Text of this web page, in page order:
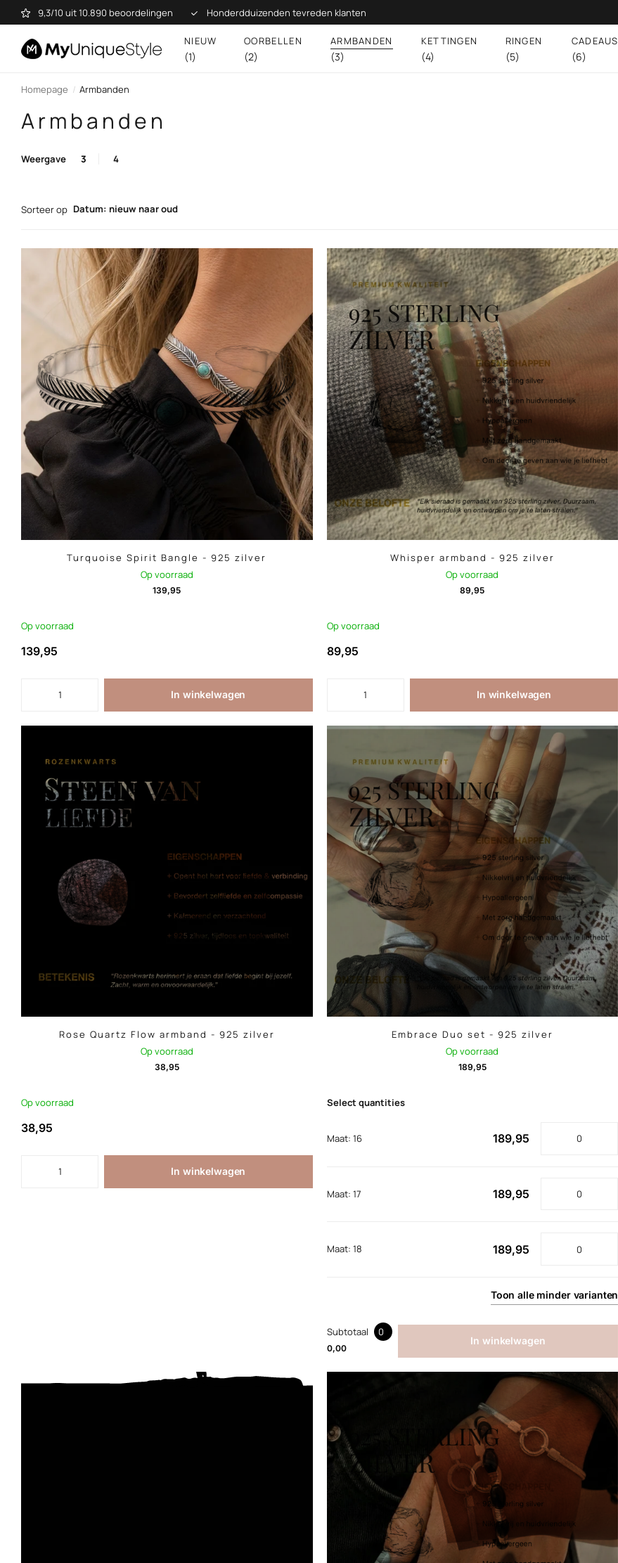
9,3/10 uit 10.890 beoordelingen Honderdduizenden tevreden klanten
NIEUW
(1)
OORBELLEN
(2)
ARMBANDEN
(3)
KETTINGEN
(4)
RINGEN
(5)
CADEAUS
(6)
Homepage Armbanden
Armbanden
Weergave 3
4
Sorteer op Datum: nieuw naar oud
Turquoise Spirit Bangle - 925 zilver
Op voorraad
139,95
Op voorraad
139,95
In winkelwagen
Whisper armband - 925 zilver
Op voorraad
89,95
Op voorraad
89,95
In winkelwagen
Rose Quartz Flow armband - 925 zilver
Op voorraad
38,95
Op voorraad
38,95
In winkelwagen
Embrace Duo set - 925 zilver
Op voorraad
189,95
Select quantities
Maat: 16 189,95
Maat: 17 189,95
Maat: 18 189,95
Toonalle mindervarianten
Subtotaal 0
0,00
In winkelwagen